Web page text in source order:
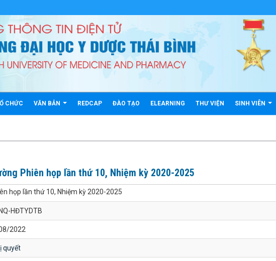
CHỨC VĂN BẢN REDCAP ĐÀO TẠO ELEARNING THƯ VIỆN SINH VIÊN
Phiên họp lần thứ 10, Nhiệm kỳ 2020-2025
họp lần thứ 10, Nhiệm kỳ 2020-2025
HĐTYDTB
2022
quyết